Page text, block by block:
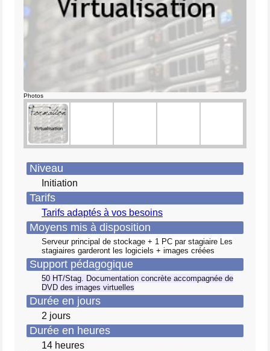
Photos
Niveau
Initiation
Tarifs
Tarifs adaptés à vos besoins
Moyens mis à disposition
Serveur principal de stockage + 1 PC par stagiaire Les
stagiaires garderont les logiciels + images créées
Support pédagogique
50 HT/Stag. Documentation concrète accompagnée de
DVD des images virtuelles
Durée en jours
2 jours
Durée en heures
14 heures